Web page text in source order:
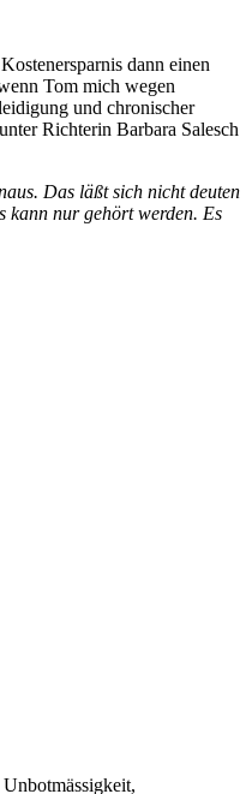
dann einen
Tom mich wegen
und chronischer
Richterin Barbara Salesch
Das läßt sich nicht deuten
kann nur gehört werden. Es